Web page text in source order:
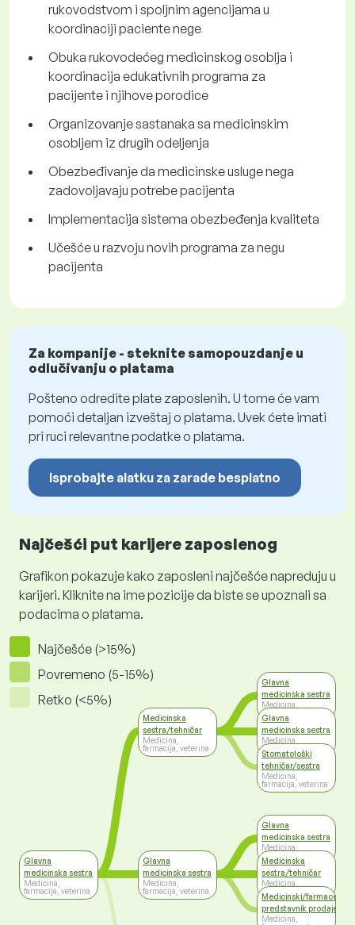
rukovodstvom i spoljnim agencijama u
koordinaciji paciente nege
Obuka rukovodećeg medicinskog osoblja i
koordinacija edukativnih programa za
pacijente i njihove porodice
Organizovanje sastanaka sa medicinskim
osobljem iz drugih odeljenja
Obezbeđivanje da medicinske usluge nega
zadovoljavaju potrebe pacijenta
Implementacija sistema obezbeđenja kvaliteta
Učešće u razvoju novih programa za negu
pacijenta
Za kompanije - steknite samopouzdanje u
odlučivanju o platama
Pošteno odredite plate zaposlenih. U tome će vam
pomoći detaljan izveštaj o platama. Uvek ćete imati
pri ruci relevantne podatke o platama.
Isprobajte alatku za zarade besplatno
Najčešći put karijere zaposlenog
Grafikon pokazuje kako zaposleni najčešće napreduju u
karijeri. Kliknite na ime pozicije da biste se upoznali sa
podacima o platama.
Najčešće (>15%)
Povremeno (5-15%)
Retko (<5%)
Glavna
medicinska sestra
Medicina,
farmacija, veterina
Medicinska
sestra/tehničar
Medicina,
farmacija, veterina
Glavna
medicinska sestra
Medicina,
farmacija, veterina
Glavna
medicinska sestra
Medicina,
farmacija, veterina
Glavna
medicinska sestra
Medicina,
farmacija, veterina
Stomatološki
tehničar/sestra
Medicina,
farmacija, veterina
Glavna
medicinska sestra
Medicina,
farmacija, veterina
Medicinska
sestra/tehničar
Medicina,
farmacija, veterina
Medicinski/farmaceutski
predstavnik prodaje
Medicina,